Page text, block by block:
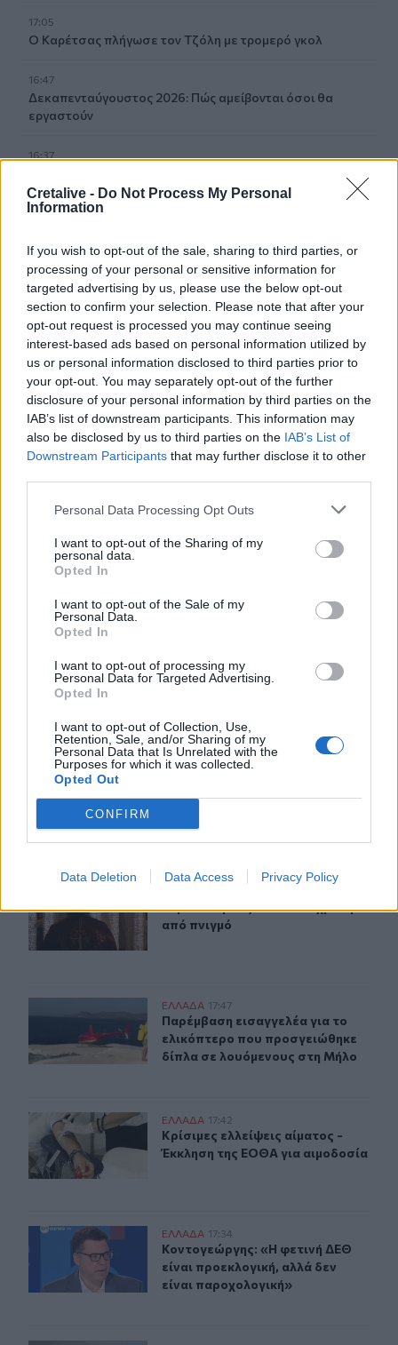
Cretalive - Do Not Process My Personal
Information
If you wish to opt-out of the sale, sharing to third parties, or
processing of your personal or sensitive information for
targeted advertising by us, please use the below opt-out
section to confirm your selection. Please note that after your
opt-out request is processed you may continue seeing
interest-based ads based on personal information utilized by
us or personal information disclosed to third parties prior to
your opt-out. You may separately opt-out of the further
disclosure of your personal information by third parties on the
IAB’s list of downstream participants. This information may
also be disclosed by us to third parties on the IAB’s List of
Downstream Participants that may further disclose it to other
Personal Data Processing Opt Outs
I want to opt-out of the Sharing of my
personal data.
Opted In
I want to opt-out of the Sale of my
Personal Data.
Opted In
I want to opt-out of processing my
Personal Data for Targeted Advertising.
Opted In
I want to opt-out of Collection, Use,
Retention, Sale, and/or Sharing of my
Personal Data that Is Unrelated with the
Purposes for which it was collected.
Opted Out
CONFIRM
Data Deletion Data Access Privacy Policy
17:05
Ο Καρέτσας πλήγωσε τον Τζόλη με τρομερό γκολ
16:47
Δεκαπενταύγουστος 2026: Πώς αμείβονται όσοι θα
εργαστούν
16:37
Τεχνητής Νοημοσύνης
Κιλκίς: Καθυστερήσεις και αναμονή στο Τελωνείο
Ευζώνων, στο ρεύμα εξόδου από την Ελλάδα
16:06
Έβρος: Πυρκαγιά στη Γιαννούλη Σουφλίου -
Κινητοποιήθηκαν εναέρια μέσα
15:57
Ζελένσκι: Περισσότεροι από 50.000 Βορειοκορεάτες
στρατιώτες θα αναπτυχθούν στη Ρωσία
15:35
κινδυνεύεις με πρόστιμο;
ΠΕΡΙΣΣΟΤΕΡΑ
ΣΧΕΤΙΚA AΡΘΡΑ
Πάρος: Ελεύθερος ο ιδιοκτήτης του beach bar για τον
τετράχρονου
Εύβοια: Ιερέας έσωσε 78χρονη από
Εύβοια: Ιερέας έσωσε 78χρονη
από πνιγμό
Παρέμβαση εισαγγελέα για το ελικόπτερο που
ΕΛΛAΔΑ 17:47
Παρέμβαση εισαγγελέα για το
Παρέμβαση εισαγγελέα για το
ελικόπτερο που προσγειώθηκε
δίπλα σε λουόμενους στη Μήλο
Κρίσιμες ελλείψεις αίματος - Έκκληση της ΕΟΘΑ για
ΕΛΛAΔΑ 17:42
Κρίσιμες ελλείψεις αίματος -
Κρίσιμες ελλείψεις αίματος -
Έκκληση της ΕΟΘΑ για αιμοδοσία
Κοντογεώργης: «Η φετινή ΔΕΘ είναι προεκλογική,
ΕΛΛAΔΑ 17:34
Κοντογεώργης: «Η φετινή ΔΕΘ
Κοντογεώργης: «Η φετινή ΔΕΘ
είναι προεκλογική, αλλά δεν
είναι παροχολογική»